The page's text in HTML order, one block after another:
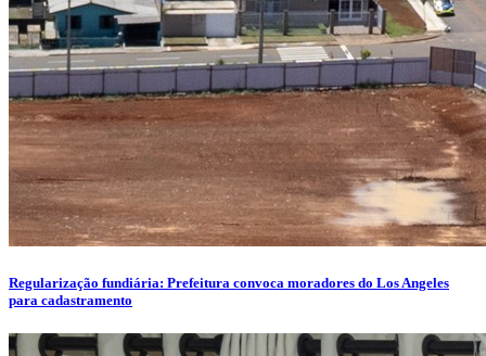
Regularização fundiária: Prefeitura convoca moradores do Los Angeles
para cadastramento